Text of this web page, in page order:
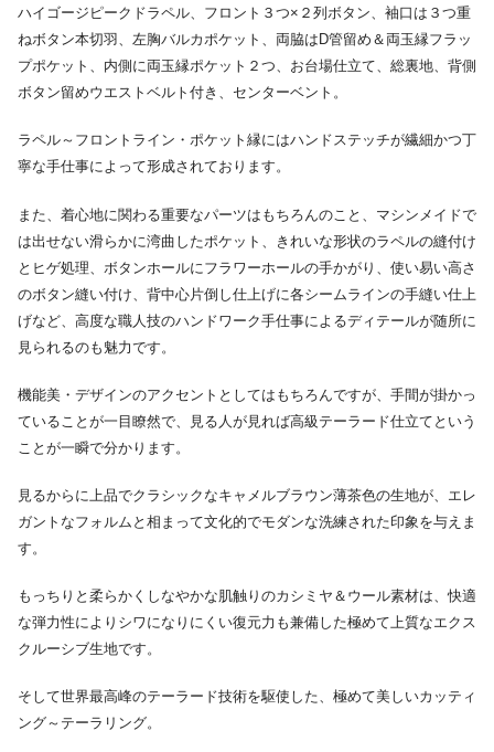
ハイゴージピークドラペル、フロント３つ×２列ボタン、袖口は３つ重
ねボタン本切羽、左胸バルカポケット、両脇はD管留め＆両玉縁フラッ
プポケット、内側に両玉縁ポケット２つ、お台場仕立て、総裏地、背側
ボタン留めウエストベルト付き、センターベント。
ラペル～フロントライン・ポケット縁にはハンドステッチが繊細かつ丁
寧な手仕事によって形成されております。
また、着心地に関わる重要なパーツはもちろんのこと、マシンメイドで
は出せない滑らかに湾曲したポケット、きれいな形状のラペルの縫付け
とヒゲ処理、ボタンホールにフラワーホールの手かがり、使い易い高さ
のボタン縫い付け、背中心片倒し仕上げに各シームラインの手縫い仕上
げなど、高度な職人技のハンドワーク手仕事によるディテールが随所に
見られるのも魅力です。
機能美・デザインのアクセントとしてはもちろんですが、手間が掛かっ
ていることが一目瞭然で、見る人が見れば高級テーラード仕立てという
ことが一瞬で分かります。
見るからに上品でクラシックなキャメルブラウン薄茶色の生地が、エレ
ガントなフォルムと相まって文化的でモダンな洗練された印象を与えま
す。
もっちりと柔らかくしなやかな肌触りのカシミヤ＆ウール素材は、快適
な弾力性によりシワになりにくい復元力も兼備した極めて上質なエクス
クルーシブ生地です。
そして世界最高峰のテーラード技術を駆使した、極めて美しいカッティ
ング～テーラリング。